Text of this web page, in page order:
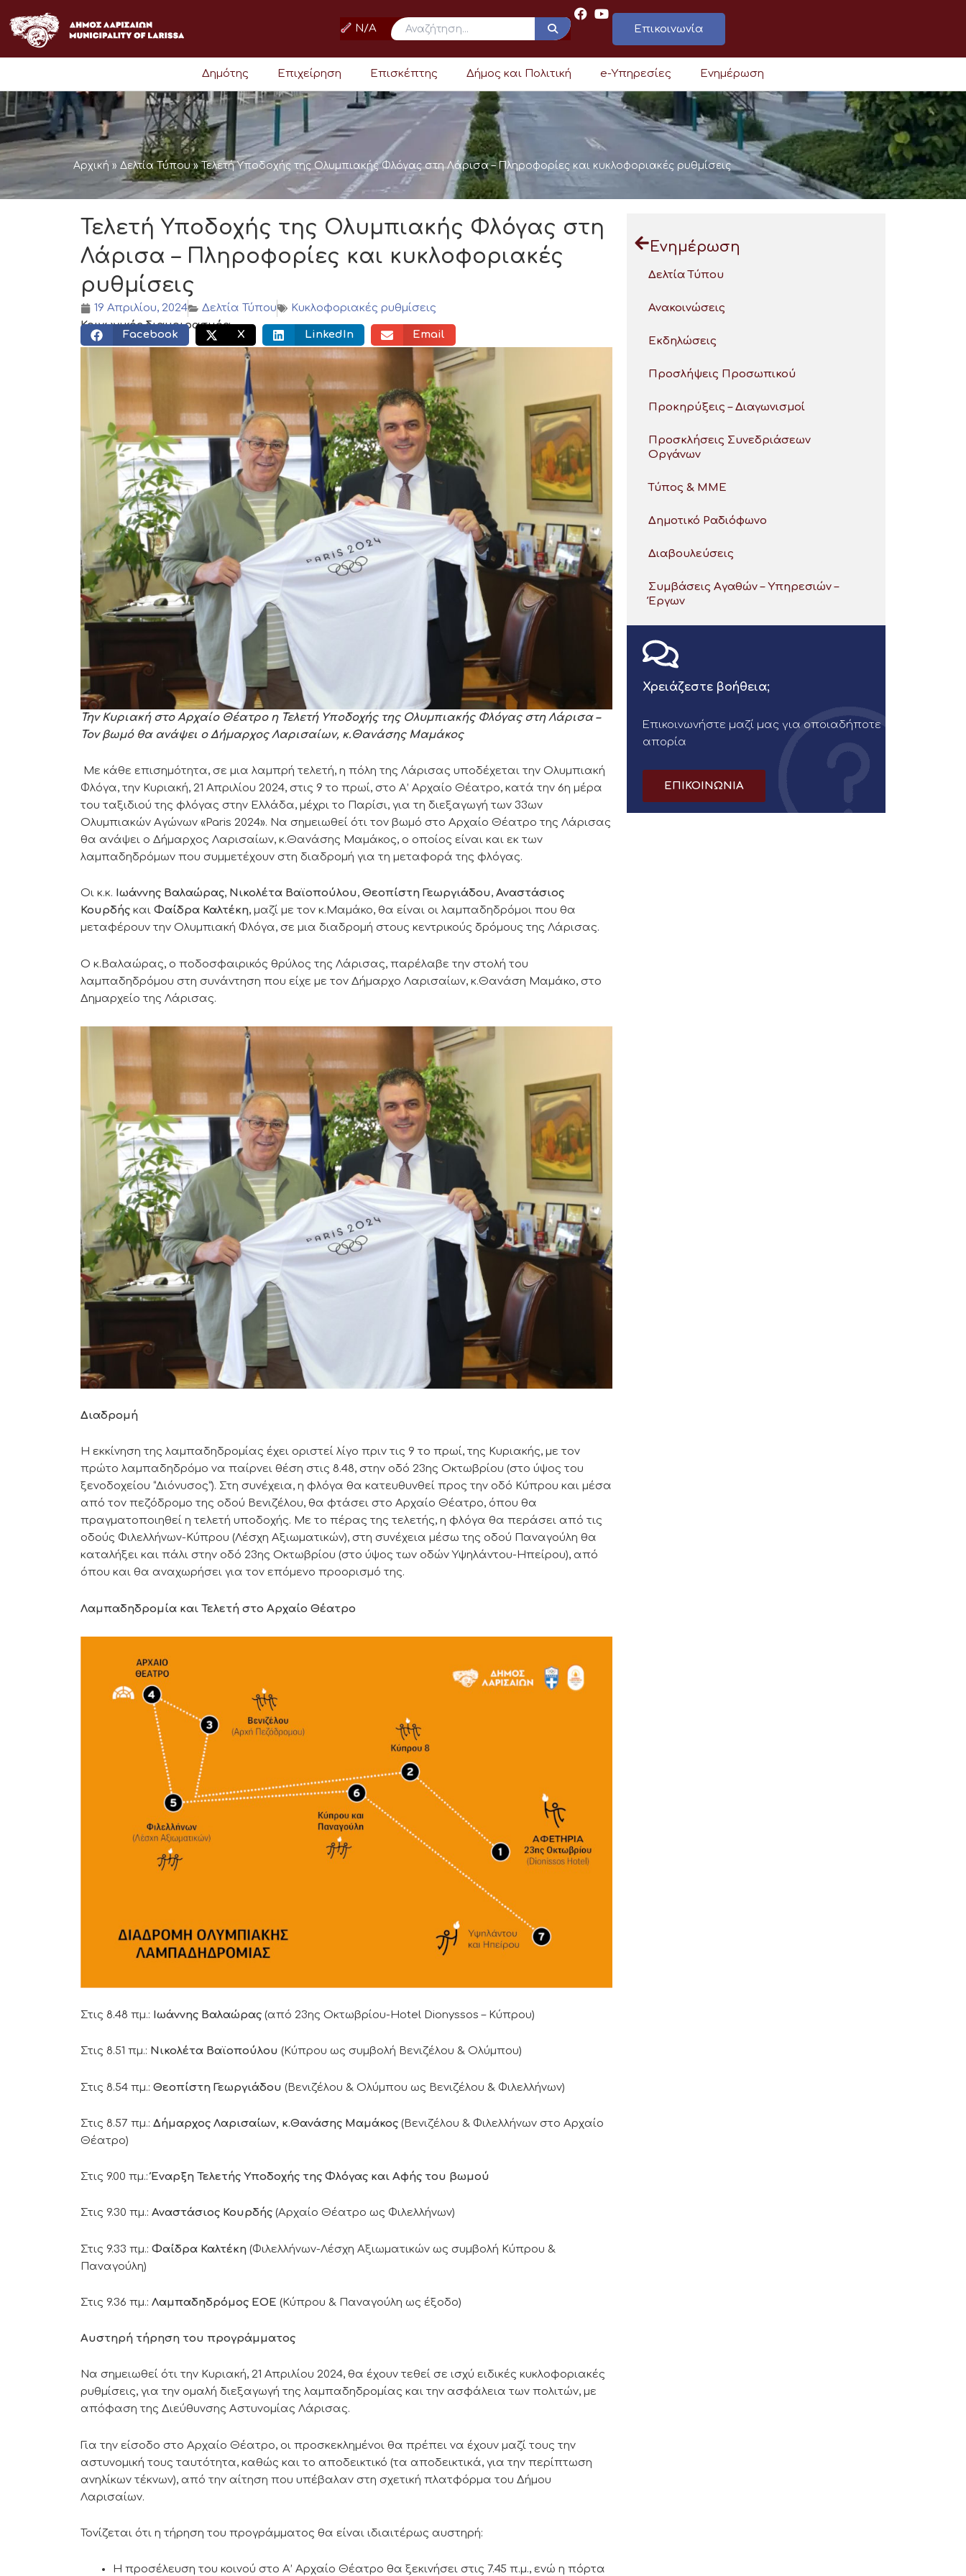
στο
περιεχόμενο
N/A Επικοινωνία
Δημότης Επιχείρηση Επισκέπτης Δήμος και Πολιτική e-Υπηρεσίες Ενημέρωση
Αρχική » Δελτία Τύπου»Τελετή Υποδοχής της Ολυμπιακής Φλόγας στη Λάρισα – Πληροφορίες και κυκλοφοριακές ρυθμίσεις
Τελετή Υποδοχής της Ολυμπιακής Φλόγας στη
Λάρισα – Πληροφορίες και κυκλοφοριακές
ρυθμίσεις
19 Απριλίου, 2024 Δελτία Τύπου
Κυκλοφοριακές ρυθμίσεις
Κοινωνικός διαμοιρασμός:
Facebook X LinkedIn Email
Την Κυριακή στο Αρχαίο Θέατρο η Τελετή Υποδοχής της Ολυμπιακής Φλόγας στη Λάρισα –
Τον βωμό θα ανάψει ο Δήμαρχος Λαρισαίων, κ.Θανάσης Μαμάκος
Με κάθε επισημότητα, σε μια λαμπρή τελετή, η πόλη της Λάρισας υποδέχεται την Ολυμπιακή
Φλόγα, την Κυριακή, 21 Απριλίου 2024, στις 9 το πρωί, στο Α’ Αρχαίο Θέατρο, κατά την 6η μέρα
του ταξιδιού της φλόγας στην Ελλάδα, μέχρι το Παρίσι, για τη διεξαγωγή των 33ων
Ολυμπιακών Αγώνων «Paris 2024». Να σημειωθεί ότι τον βωμό στο Αρχαίο Θέατρο της Λάρισας
θα ανάψει ο Δήμαρχος Λαρισαίων, κ.Θανάσης Μαμάκος, ο οποίος είναι και εκ των
λαμπαδηδρόμων που συμμετέχουν στη διαδρομή για τη μεταφορά της φλόγας.
Οι κ.κ. Ιωάννης Βαλαώρας, Νικολέτα Βαϊοπούλου, Θεοπίστη Γεωργιάδου, Αναστάσιος
Κουρδής και Φαίδρα Καλτέκη, μαζί με τον κ.Μαμάκο, θα είναι οι λαμπαδηδρόμοι που θα
μεταφέρουν την Ολυμπιακή Φλόγα, σε μια διαδρομή στους κεντρικούς δρόμους της Λάρισας.
Ο κ.Βαλαώρας, ο ποδοσφαιρικός θρύλος της Λάρισας, παρέλαβε την στολή του
λαμπαδηδρόμου στη συνάντηση που είχε με τον Δήμαρχο Λαρισαίων, κ.Θανάση Μαμάκο, στο
Δημαρχείο της Λάρισας.
Διαδρομή
Η εκκίνηση της λαμπαδηδρομίας έχει οριστεί λίγο πριν τις 9 το πρωί, της Κυριακής, με τον
πρώτο λαμπαδηδρόμο να παίρνει θέση στις 8.48, στην οδό 23ης Οκτωβρίου (στο ύψος του
ξενοδοχείου “Διόνυσος”). Στη συνέχεια, η φλόγα θα κατευθυνθεί προς την οδό Κύπρου και μέσα
από τον πεζόδρομο της οδού Βενιζέλου, θα φτάσει στο Αρχαίο Θέατρο, όπου θα
πραγματοποιηθεί η τελετή υποδοχής. Με το πέρας της τελετής, η φλόγα θα περάσει από τις
οδούς Φιλελλήνων-Κύπρου (Λέσχη Αξιωματικών), στη συνέχεια μέσω της οδού Παναγούλη θα
καταλήξει και πάλι στην οδό 23ης Οκτωβρίου (στο ύψος των οδών Υψηλάντου-Ηπείρου), από
όπου και θα αναχωρήσει για τον επόμενο προορισμό της.
Λαμπαδηδρομία και Τελετή στο Αρχαίο Θέατρο
Στις 8.48 πμ.: Ιωάννης Βαλαώρας (από 23ης Οκτωβρίου-Hotel Dionyssos – Κύπρου)
Στις 8.51 πμ.: Νικολέτα Βαϊοπούλου (Κύπρου ως συμβολή Βενιζέλου & Ολύμπου)
Στις 8.54 πμ.: Θεοπίστη Γεωργιάδου (Βενιζέλου & Ολύμπου ως Βενιζέλου & Φιλελλήνων)
Στις 8.57 πμ.: Δήμαρχος Λαρισαίων, κ.Θανάσης Μαμάκος (Βενιζέλου & Φιλελλήνων στο Αρχαίο
Θέατρο)
Στις 9.00 πμ.:Έναρξη Τελετής Υποδοχής της Φλόγας και Αφής του βωμού
Στις 9.30 πμ.: Αναστάσιος Κουρδής (Αρχαίο Θέατρο ως Φιλελλήνων)
Στις 9.33 πμ.: Φαίδρα Καλτέκη (Φιλελλήνων-Λέσχη Αξιωματικών ως συμβολή Κύπρου &
Παναγούλη)
Στις 9.36 πμ.: Λαμπαδηδρόμος ΕΟΕ (Κύπρου & Παναγούλη ως έξοδο)
Αυστηρή τήρηση του προγράμματος
Να σημειωθεί ότι την Κυριακή, 21 Απριλίου 2024, θα έχουν τεθεί σε ισχύ ειδικές κυκλοφοριακές
ρυθμίσεις, για την ομαλή διεξαγωγή της λαμπαδηδρομίας και την ασφάλεια των πολιτών, με
απόφαση της Διεύθυνσης Αστυνομίας Λάρισας.
Για την είσοδο στο Αρχαίο Θέατρο, οι προσκεκλημένοι θα πρέπει να έχουν μαζί τους την
αστυνομική τους ταυτότητα, καθώς και το αποδεικτικό (τα αποδεικτικά, για την περίπτωση
ανηλίκων τέκνων), από την αίτηση που υπέβαλαν στη σχετική πλατφόρμα του Δήμου
Λαρισαίων.
Τονίζεται ότι η τήρηση του προγράμματος θα είναι ιδιαιτέρως αυστηρή:
Η προσέλευση του κοινού στο Α’ Αρχαίο Θέατρο θα ξεκινήσει στις 7.45 π.μ., ενώ η πόρτα
Ενημέρωση
Δελτία Τύπου
Ανακοινώσεις
Εκδηλώσεις
Προσλήψεις Προσωπικού
Προκηρύξεις – Διαγωνισμοί
Προσκλήσεις Συνεδριάσεων
Οργάνων
Τύπος & ΜΜΕ
Δημοτικό Ραδιόφωνο
Διαβουλεύσεις
Συμβάσεις Αγαθών – Υπηρεσιών –
Έργων
Χρειάζεστε βοήθεια;
Επικοινωνήστε μαζί μας για οποιαδήποτε
απορία
ΕΠΙΚΟΙΝΩΝΙΑ